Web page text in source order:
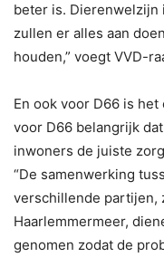
beter is. Dierenwelzijn
zullen er alles aan
houden,” voegt VVD-
En ook voor D66 is
voor D66 belangrijk
inwoners de juiste
“De samenwerking
verschillende partijen,
Haarlemmermeer,
genomen zodat de